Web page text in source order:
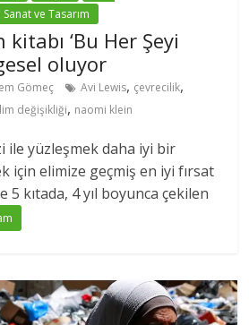
Sanat ve Tasarım
kitabı ‘Bu Her Şeyi
oluyor
Gömeç Avi Lewis, çevrecilik,
değişikliği, naomi klein
ile yüzleşmek daha iyi bir
için elimize geçmiş en iyi fırsat
5 kıtada, 4 yıl boyunca çekilen